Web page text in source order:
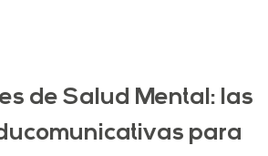
de Salud Mental: las
para